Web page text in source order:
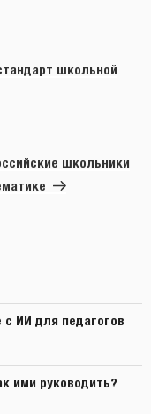
школьной
школьники
ИИ для педагогов
ими руководить?